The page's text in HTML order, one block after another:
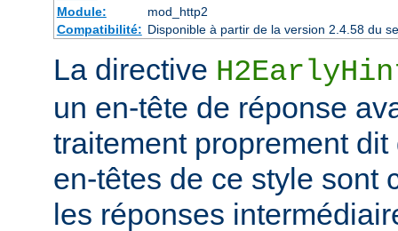
Module:
mod_http2
Compatibilité: Disponible à partir de la version 2.4.58 du
La directive
un en-tête de réponse
traitement proprement
en-têtes de ce style sont
les réponses